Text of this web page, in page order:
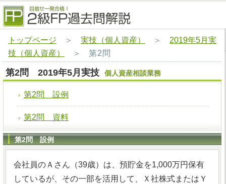
トップページ ＞ 実技（個人資産） ＞ 2019年5月実
技（個人資産）
＞ 第2問
第2問 2019年5月実技 個人資産相談業務
第2問 設例
第2問 資料
第2問 設例
会社員のＡさん（39歳）は、預貯金を1,000万円保有
しているが、その一部を活用して、Ｘ社株式またはＹ